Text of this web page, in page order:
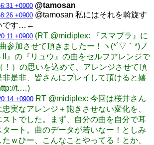
+0900 @tamosan
+0900 @tamosan 私にはそれを斡旋す
です…←
+0900 (RT @midiplex: 『スマブラ』に
参加させて頂きましたー！ヽ(*´▽｀*)ノ
II』の『リュウ』の曲をセルフアレンジで
！）の思いを込めて、アレンジさせて頂
非是非、皆さんにプレイして頂けると嬉
t.…)
+0900 RT @midiplex: 今回は桜井さん
実なアレンジ＋飽きさせない変化を、
ストでした。まず、自分の曲を自分で耳
タート。曲のデータが若いなー！としみ
たｗひー、こんなことやってる！とか、